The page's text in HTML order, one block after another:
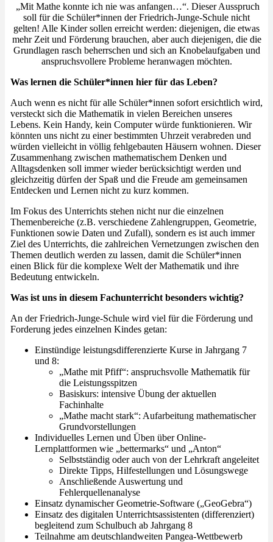
„Mit Mathe konnte ich nie was anfangen…“. Dieser Ausspruch
soll für die Schüler*innen der Friedrich-Junge-Schule nicht
gelten! Alle Kinder sollen erreicht werden: diejenigen, die etwas
mehr Zeit und Förderung brauchen, aber auch diejenigen, die die
Grundlagen rasch beherrschen und sich an Knobelaufgaben und
anspruchsvollere Probleme heranwagen möchten.
Was lernen die Schüler*innen hier für das Leben?
Auch wenn es nicht für alle Schüler*innen sofort ersichtlich wird,
versteckt sich die Mathematik in vielen Bereichen unseres
Lebens. Kein Handy, kein Computer würde funktionieren. Wir
könnten uns nicht zu einer bestimmten Uhrzeit verabreden und
würden vielleicht in völlig fehlgebauten Häusern wohnen. Dieser
Zusammenhang zwischen mathematischem Denken und
Alltagsdenken soll immer wieder berücksichtigt werden und
gleichzeitig dürfen der Spaß und die Freude am gemeinsamen
Entdecken und Lernen nicht zu kurz kommen.
Im Fokus des Unterrichts stehen nicht nur die einzelnen
Themenbereiche (z.B. verschiedene Zahlengruppen, Geometrie,
Funktionen sowie Daten und Zufall), sondern es ist auch immer
Ziel des Unterrichts, die zahlreichen Vernetzungen zwischen den
Themen deutlich werden zu lassen, damit die Schüler*innen
einen Blick für die komplexe Welt der Mathematik und ihre
Bedeutung entwickeln.
Was ist uns in diesem Fachunterricht besonders wichtig?
An der Friedrich-Junge-Schule wird viel für die Förderung und
Forderung jedes einzelnen Kindes getan:
Einstündige leistungsdifferenzierte Kurse in Jahrgang 7
und 8:
„Mathe mit Pfiff“: anspruchsvolle Mathematik für
die Leistungsspitzen
Basiskurs: intensive Übung der aktuellen
Fachinhalte
„Mathe macht stark“: Aufarbeitung mathematischer
Grundvorstellungen
Individuelles Lernen und Üben über Online-
Lernplattformen wie „bettermarks“ und „Anton“
Selbstständig oder auch von der Lehrkraft angeleitet
Direkte Tipps, Hilfestellungen und Lösungswege
Anschließende Auswertung und
Fehlerquellenanalyse
Einsatz dynamischer Geometrie-Software („GeoGebra“)
Einsatz des digitalen Unterrichtsassistenten (differenziert)
begleitend zum Schulbuch ab Jahrgang 8
Teilnahme am deutschlandweiten Pangea-Wettbewerb